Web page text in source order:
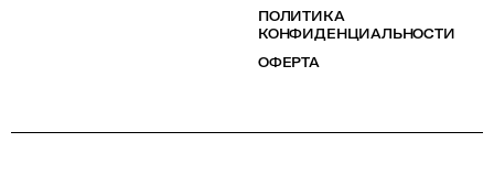
ПОЛИТИКА
КОНФИДЕНЦИАЛЬНОСТИ
ОФЕРТА